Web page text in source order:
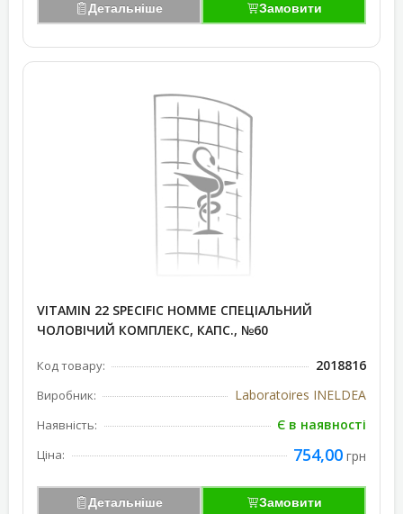
Детальніше Замовити
VITAMIN 22 SPECIFIC HOMME СПЕЦІАЛЬНИЙ
ЧОЛОВІЧИЙ КОМПЛЕКС, КАПС., №60
Код товару: 2018816
Виробник: Laboratoires INELDEA
Наявність: Є в наявності
Ціна: 754,00 грн
Детальніше Замовити